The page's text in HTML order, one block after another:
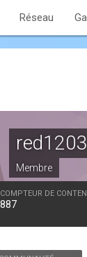
Réseau
red1203
Membre
COMPTEUR DE
887